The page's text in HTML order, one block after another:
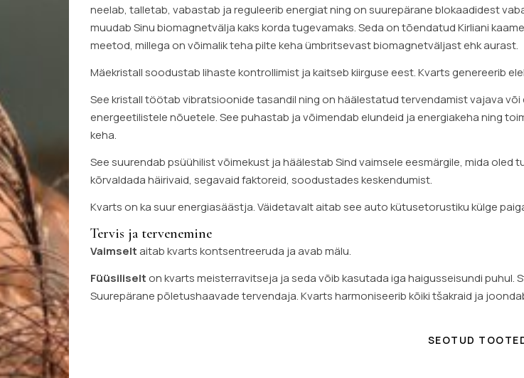
neelab, talletab, vabastab ja reguleerib energiat ning on suurepärane blokaadidest
muudab Sinu biomagnetvälja kaks korda tugevamaks. Seda on tõendatud Kirliani
meetod, millega on võimalik teha pilte keha ümbritsevast biomagnetväljast ehk aurast.
Mäekristall soodustab lihaste kontrollimist ja kaitseb kiirguse eest. Kvarts genereerib
See kristall töötab vibratsioonide tasandil ning on häälestatud tervendamist vajava
energeetilistele nõuetele. See puhastab ja võimendab elundeid ja energiakeha ning
keha.
See suurendab psüühilist võimekust ja häälestab Sind vaimsele eesmärgile, mida oled
kõrvaldada häirivaid, segavaid faktoreid, soodustades keskendumist.
Kvarts on ka suur energiasäästja. Väidetavalt aitab see auto kütusetorustiku külge
Tervis ja tervenemine
Vaimseltaitab kvarts kontsentreeruda ja avab mälu.
Füüsiliselt on kvarts meisterravitseja ja seda võib kasutada iga haigusseisundi puhul.
Suurepärane põletushaavade tervendaja. Kvarts harmoniseerib kõiki tšakraid ja
SEOTUD